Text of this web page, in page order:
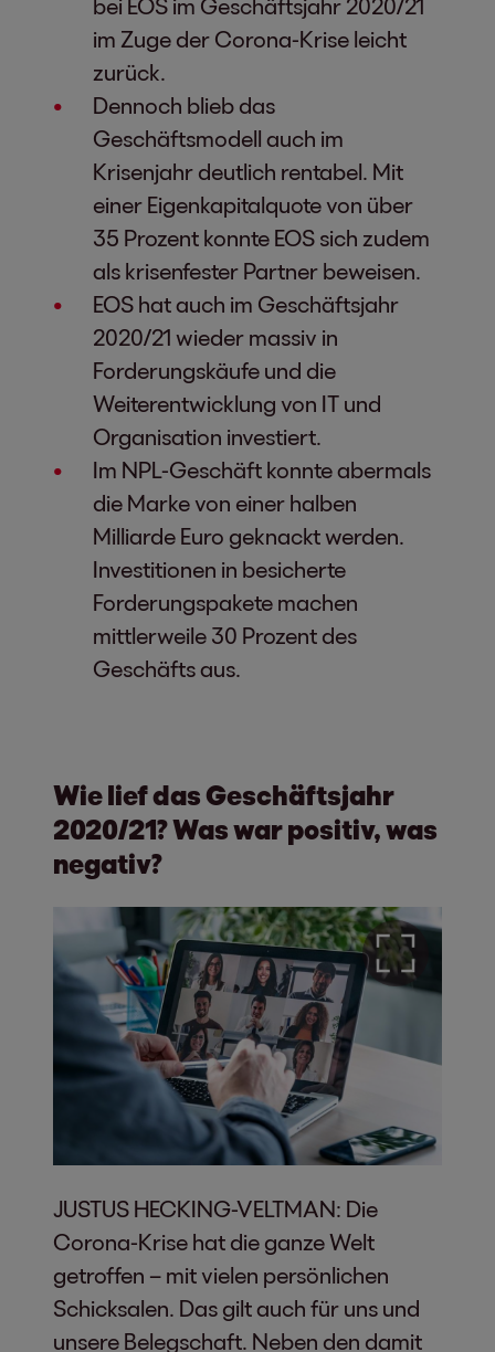
bei EOS im Geschäftsjahr 2020/21
im Zuge der Corona-Krise leicht
zurück.
Dennoch blieb das
Geschäftsmodell auch im
Krisenjahr deutlich rentabel. Mit
einer Eigenkapitalquote von über
35 Prozent konnte EOS sich zudem
als krisenfester Partner beweisen.
EOS hat auch im Geschäftsjahr
2020/21 wieder massiv in
Forderungskäufe und die
Weiterentwicklung von IT und
Organisation investiert.
Im NPL-Geschäft konnte abermals
die Marke von einer halben
Milliarde Euro geknackt werden.
Investitionen in besicherte
Forderungspakete machen
mittlerweile 30 Prozent des
Geschäfts aus.
Wie lief das Geschäftsjahr
2020/21? Was war positiv, was
negativ?
JUSTUS HECKING-VELTMAN: Die
Corona-Krise hat die ganze Welt
getroffen – mit vielen persönlichen
Schicksalen. Das gilt auch für uns und
unsere Belegschaft. Neben den damit